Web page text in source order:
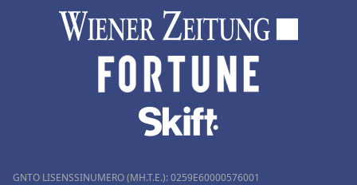
GNTO LISENSSINUMERO (MH.T.E.): 0259Ε60000576001